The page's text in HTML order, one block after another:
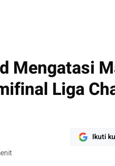
Mengatasi
Liga
Ikuti